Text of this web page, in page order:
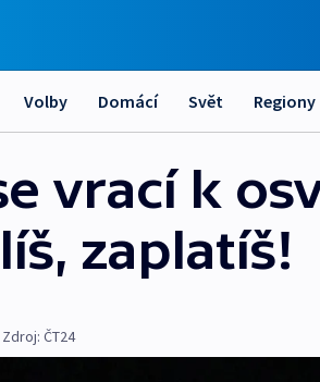
Volby Domácí Svět Regiony
vrací k
zaplatíš!
Zdroj: ČT24